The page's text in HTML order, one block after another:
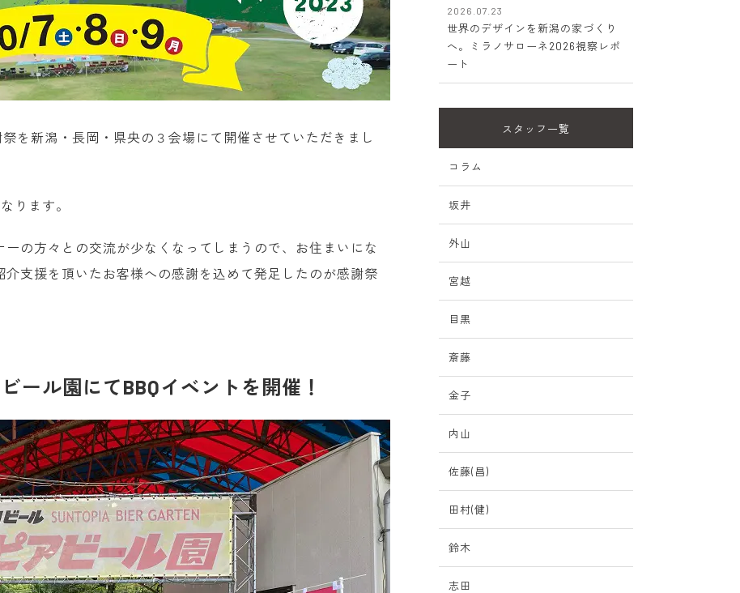
を新潟・長岡・県央の３会場にて開催させていただきまし
ります。
の方々との交流が少なくなってしまうので、お住まいにな
支援を頂いたお客様への感謝を込めて発足したのが感謝祭
ール園にてBBQイベントを開催！
2026.07.23
世界のデザインを新潟の家づくり
へ。ミラノサローネ2026視察レポ
ート
スタッフ一覧
コラム
坂井
外山
宮越
目黒
斎藤
金子
内山
佐藤(昌)
田村(健)
鈴木
志田